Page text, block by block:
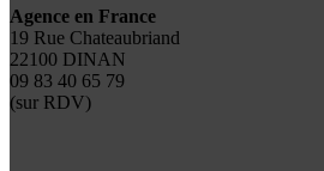
Agence en France
19 Rue Chateaubriand
22100 DINAN
09 83 40 65 79
(sur RDV)